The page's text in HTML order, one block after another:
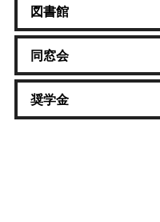
図書館
同窓会
奨学金